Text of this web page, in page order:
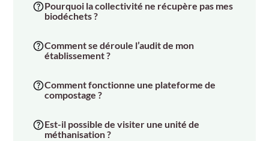
Pourquoi la collectivité ne récupère pas mes
biodéchets ?
Comment se déroule l’audit de mon
établissement ?
Comment fonctionne une plateforme de
compostage ?
Est-il possible de visiter une unité de
méthanisation ?